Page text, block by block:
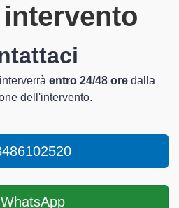
entro 24/48 ore dalla
dell'intervento.
WhatsApp